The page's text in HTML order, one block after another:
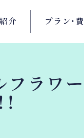
介 プラン・
フラワ